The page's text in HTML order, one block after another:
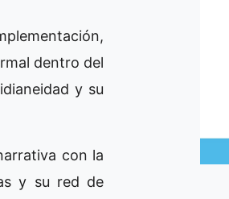
dentro del
y su
con la
y su red de